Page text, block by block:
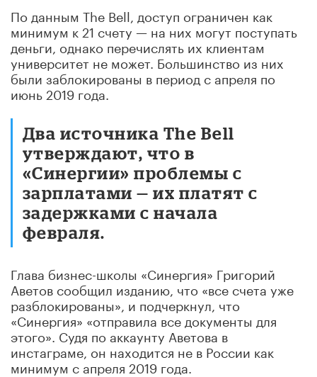
По данным The Bell, доступ ограничен как
минимум к 21 счету — на них могут поступать
деньги, однако перечислять их клиентам
университет не может. Большинство из них
были заблокированы в период с апреля по
июнь 2019 года.
Два источника The Bell
утверждают, что в
«Синергии» проблемы с
зарплатами — их платят с
задержками с начала
февраля.
Глава бизнес-школы «Синергия» Григорий
Аветов сообщил изданию, что «все счета уже
разблокированы», и подчеркнул, что
«Синергия» «отправила все документы для
этого». Судя по аккаунту Аветова в
инстаграме, он находится не в России как
минимум с апреля 2019 года.